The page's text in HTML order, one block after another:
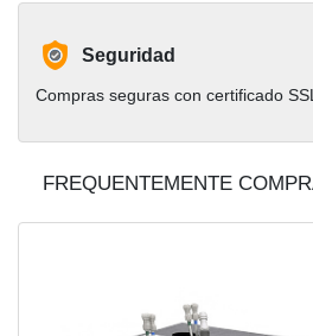
Seguridad
Compras seguras con certificado SSL.
FREQUENTEMENTE